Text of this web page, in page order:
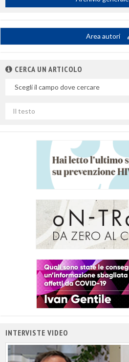
Area autori
CERCA UN ARTICOLO
Nel
Cerca
INTERVISTE VIDEO